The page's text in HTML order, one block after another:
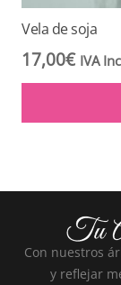
Vela de soja
17,00€ IVA
Con nuestros
y reflejar